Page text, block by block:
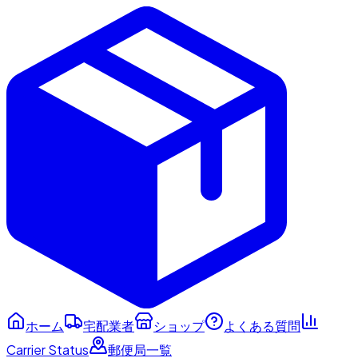
ホーム 宅配業者 ショップ
よくある質問
Carrier Status
郵便局一覧